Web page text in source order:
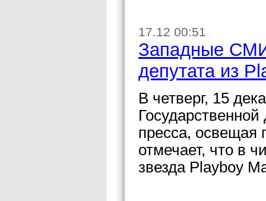
17.12 00:51
Западные СМИ
депутата из
В четверг, 15
пресса, освещая
отмечает, что в
звезда Playboy